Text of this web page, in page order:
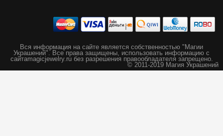
Вся информация на сайте является собственностью "Магии
Украшений". Все права защищены, использовать информацию с
сайтаmagicjewelry.ru без разрешения правообладателя запрещено.
© 2011-2019 Магия Украшений